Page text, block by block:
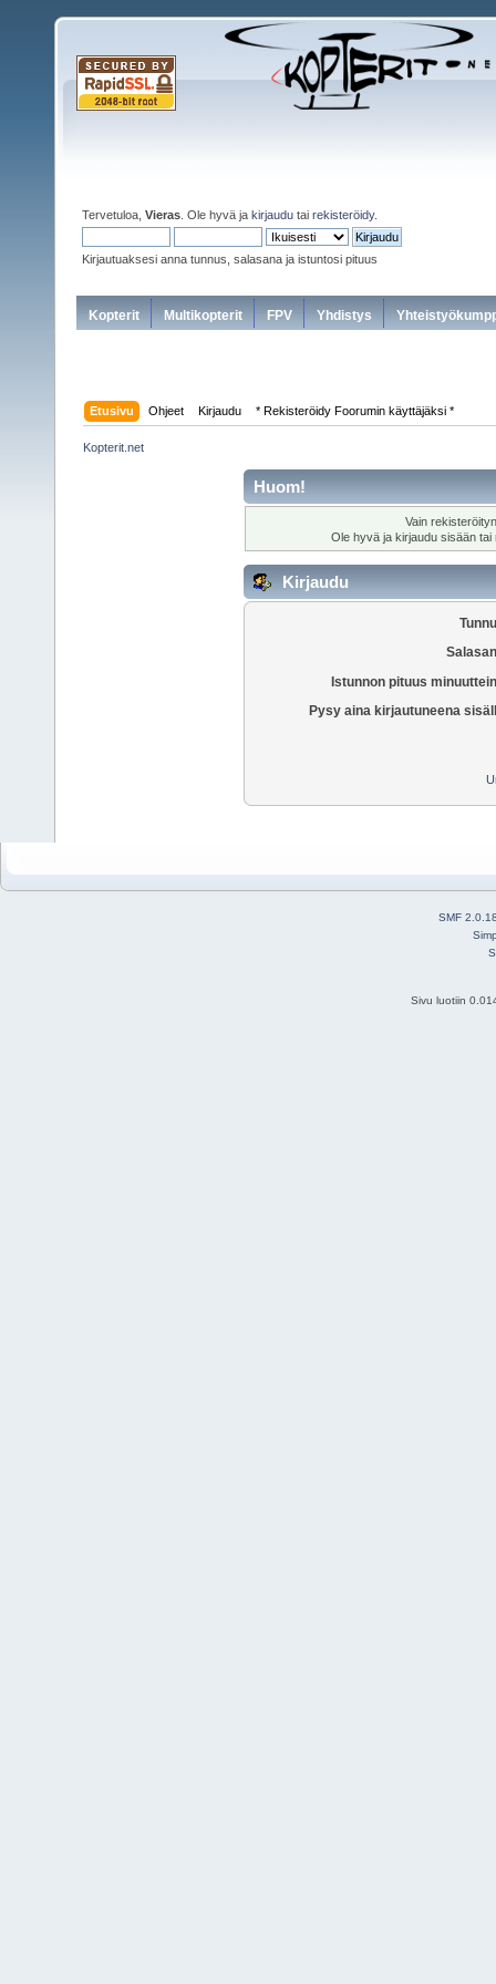
Tervetuloa, Vieras . Ole hyvä ja kirjaudu tai rekisteröidy.
Kirjautuaksesi anna tunnus, salasana ja istuntosi pituus
Kopterit Multikopterit FPV Yhdistys
Etusivu Ohjeet Kirjaudu * Rekisteröidy Foorumin käyttäjäksi *
Kopterit.net
Huom!
Vain
Ole hyvä ja kirjaudu sisään tai
Kirjaudu
Istunnon pituus
Pysy aina kirjautuneena
SMF
Sivu luotiin